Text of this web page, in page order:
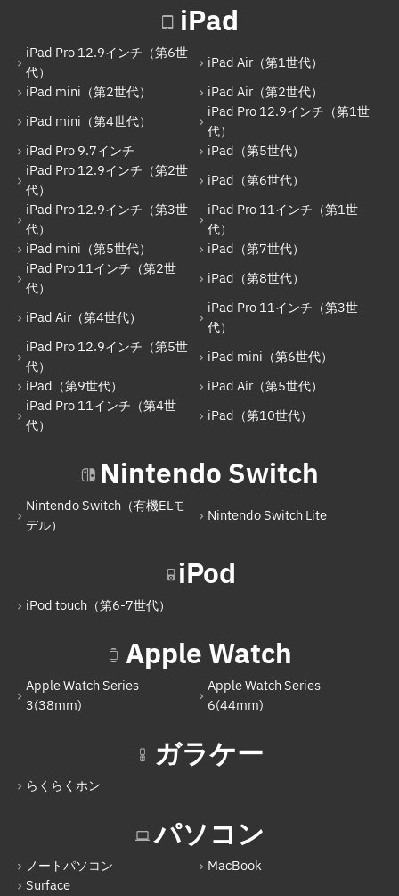
iPad
iPad Pro 12.9インチ（第6世
代）
iPad Air（第1世代）
iPad mini（第2世代）
iPad Air（第2世代）
iPad mini（第4世代）
iPad Pro 12.9インチ（第1世
代）
iPad Pro 9.7インチ
iPad（第5世代）
iPad Pro 12.9インチ（第2世
代）
iPad（第6世代）
iPad Pro 12.9インチ（第3世
代）
iPad Pro 11インチ（第1世
代）
iPad mini（第5世代）
iPad（第7世代）
iPad Pro 11インチ（第2世
代）
iPad（第8世代）
iPad Air（第4世代）
iPad Pro 11インチ（第3世
代）
iPad Pro 12.9インチ（第5世
代）
iPad mini（第6世代）
iPad（第9世代）
iPad Air（第5世代）
iPad Pro 11インチ（第4世
代）
iPad（第10世代）
Nintendo Switch
Nintendo Switch（有機ELモ
デル）
Nintendo Switch Lite
iPod
iPod touch（第6-7世代）
Apple Watch
Apple Watch Series
3(38mm)
Apple Watch Series
6(44mm)
ガラケー
らくらくホン
パソコン
ノートパソコン
MacBook
Surface